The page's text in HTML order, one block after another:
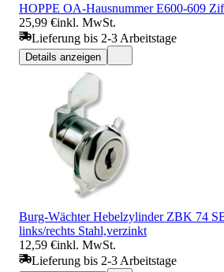
HOPPE OA-Hausnummer E600-609
25,99 €inkl. MwSt.
Lieferung bis 2-3 Arbeitstage
Details anzeigen
Burg-Wächter Hebelzylinder ZBK 74
links/rechts Stahl,verzinkt
12,59 €inkl. MwSt.
Lieferung bis 2-3 Arbeitstage